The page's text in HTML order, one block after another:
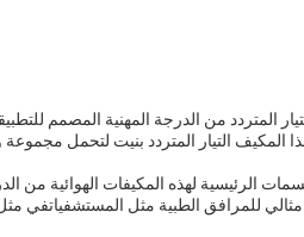
المتردد من الدرجة المهنية المصمم
المكيف التيار المتردد بنيت لتحمل